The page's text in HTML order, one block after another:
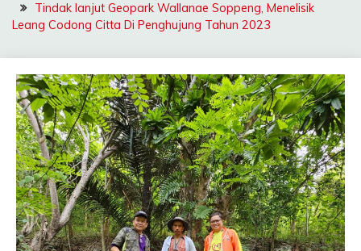
Tindak lanjut Geopark Wallanae Soppeng, Menelisik
Leang Codong Citta Di Penghujung Tahun 2023